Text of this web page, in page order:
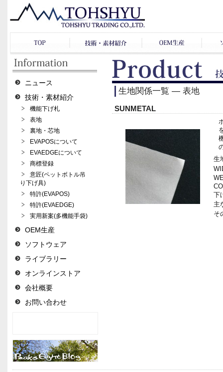
ニュース
技術・素材紹介
機能下げ札
表地
裏地・芯地
EVAPOSについて
EVAEDGEについて
商標登録
意匠(ペットボトル吊
り下げ具)
特許(EVAPOS)
特許(EVAEDGE)
実用新案(多機能手袋)
OEM生産
ソフトウェア
ライブラリー
オンラインストア
会社概要
お問い合わせ
生地関係一覧 ― 表地
SUNMETAL
生
下
主
そ